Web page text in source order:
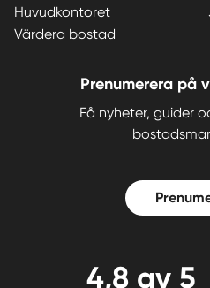
Huvudkontoret
Värdera bostad
Prenumerera på
Få nyheter, guider
4,8 av 5